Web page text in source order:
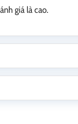
giá là cao.